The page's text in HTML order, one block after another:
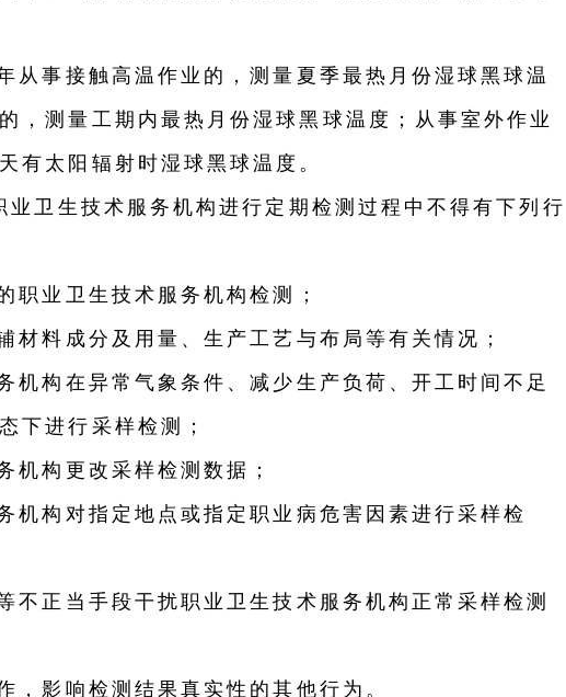
从事接触高温作业的，测量夏季最热月份湿球黑球温
，测量工期内最热月份湿球黑球温度；从事室外作业
有太阳辐射时湿球黑球温度。
卫生技术服务机构进行定期检测过程中不得有下列行
职业卫生技术服务机构检测；
材料成分及用量、生产工艺与布局等有关情况；
机构在异常气象条件、减少生产负荷、开工时间不足
下进行采样检测；
机构更改采样检测数据；
机构对指定地点或指定职业病危害因素进行采样检
不正当手段干扰职业卫生技术服务机构正常采样检测
，影响检测结果真实性的其他行为。